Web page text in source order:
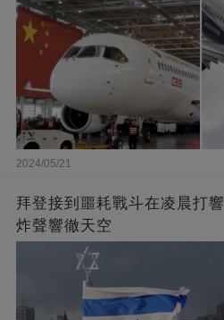
2024/05/21
拜登接到噩耗戰斗在凌晨打
炸聲響徹天空